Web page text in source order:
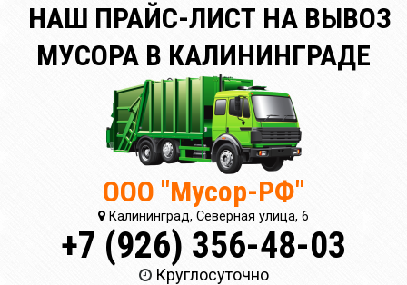
НАШ ПРАЙС-ЛИСТ НА ВЫВОЗ
МУСОРА В КАЛИНИНГРАДЕ
ООО "Мусор-РФ"
Калининград, Северная улица, 6
+7 (926) 356-48-03
Круглосуточно